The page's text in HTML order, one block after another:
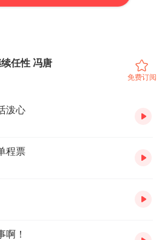
任性 冯唐
免费订阅
泼心
程票
啊！